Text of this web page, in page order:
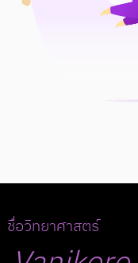
ชื่อวิทยาศาสตร์